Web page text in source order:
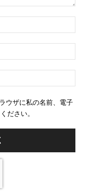
前
メ
ー
ェ
ウザに私の名前、電子
ださい。